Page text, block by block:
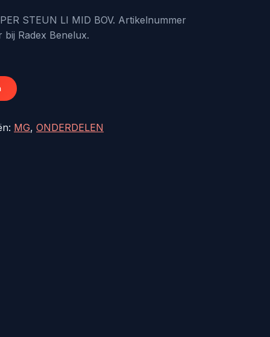
STEUN LI MID BOV. Artikelnummer
Radex Benelux.
MG,ONDERDELEN